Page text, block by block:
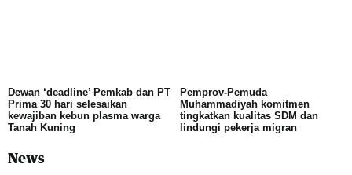
Dewan ‘deadline’ Pemkab dan PT
Prima 30 hari selesaikan
kewajiban kebun plasma warga
Tanah Kuning
Pemprov-Pemuda
Muhammadiyah komitmen
tingkatkan kualitas SDM dan
lindungi pekerja migran
News